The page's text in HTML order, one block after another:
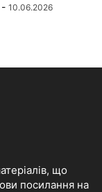
- 10.06.2026
що
посилання на